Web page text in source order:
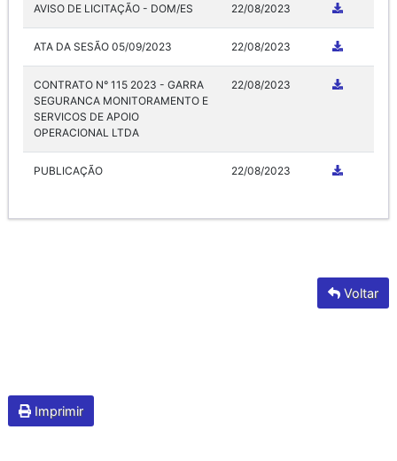
AVISO DE LICITAÇÃO - DOM/ES 22/08/2023
ATA DA SESÃO 05/09/2023 22/08/2023
CONTRATO N° 115 2023 - GARRA
SEGURANCA MONITORAMENTO E
SERVICOS DE APOIO
OPERACIONAL LTDA
22/08/2023
PUBLICAÇÃO 22/08/2023
Voltar
Imprimir